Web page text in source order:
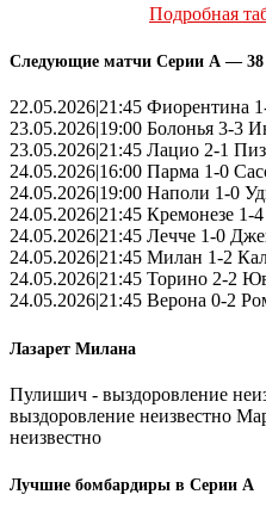
Подробная
Следующие матчи Серии А — 38
22.05.2026|21:45 Фиорентина
23.05.2026|19:00 Болонья 3-3
23.05.2026|21:45 Лацио 2-1
24.05.2026|16:00 Парма 1-0
24.05.2026|19:00 Наполи 1-0
24.05.2026|21:45 Кремонезе 1-
24.05.2026|21:45 Лечче 1-0
24.05.2026|21:45 Милан 1-2
24.05.2026|21:45 Торино 2-2
24.05.2026|21:45 Верона 0-2
Лазарет Милана
Пулишич - выздоровление
выздоровление неизвестно
неизвестно
Лучшие бомбардиры в Серии А